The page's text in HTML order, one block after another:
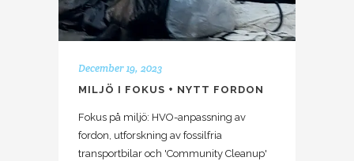
December 19, 2023
MILJÖ I FOKUS + NYTT FORDON
Fokus på miljö: HVO-anpassning av
fordon, utforskning av fossilfria
transportbilar och 'Community Cleanup'